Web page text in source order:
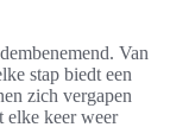
Van
stap biedt een
zich vergapen
elke keer weer